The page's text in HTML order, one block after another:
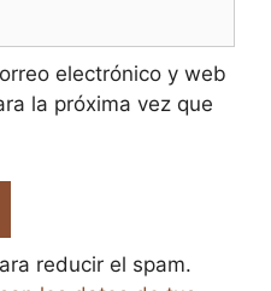
electrónico y web
la próxima vez que
reducir el spam.